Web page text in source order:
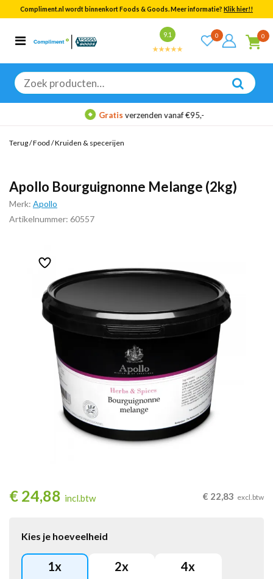
Compliment.nl wordt binnenkort Foods & Goods. Meer informatie? Klik hier!!
9.1 0 0
Zoeken
naar:
Categorieën
Bekijk alle resultaten
Gratisverzenden vanaf €95,-
Terug/Food /Kruiden & specerijen
Apollo Bourguignonne Melange (2kg)
Merk: Apollo
Artikelnummer: 60557
€ 24,88 incl.btw € 22,83 excl.btw
Kies je hoeveelheid
1x 2x 4x